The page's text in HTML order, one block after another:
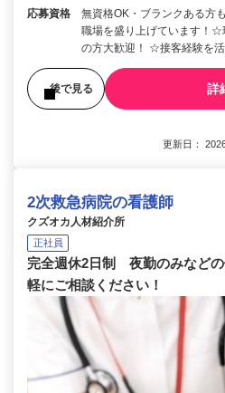
応募資格
無資格OK・ブランクある
職場を盛り上げています！☆
の方大歓迎！ ☆接客経験を
後で見る 詳
更新日：
2次救急病院の看護師
クズオカ人材紹介所
正社員
完全週休2日制 夜勤のみなど
軽にご相談ください！